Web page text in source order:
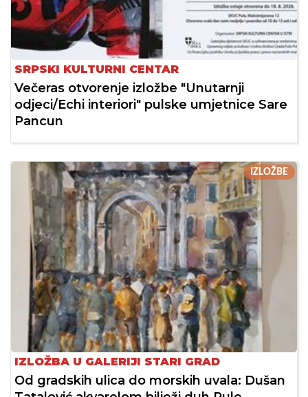
SRPSKI KULTURNI CENTAR
Večeras otvorenje izložbe "Unutarnji
odjeci/Echi interiori" pulske umjetnice Sare
Pancun
IZLOŽBE
IZLOŽBA U GALERIJI STARI GRAD
Od gradskih ulica do morskih uvala: Dušan